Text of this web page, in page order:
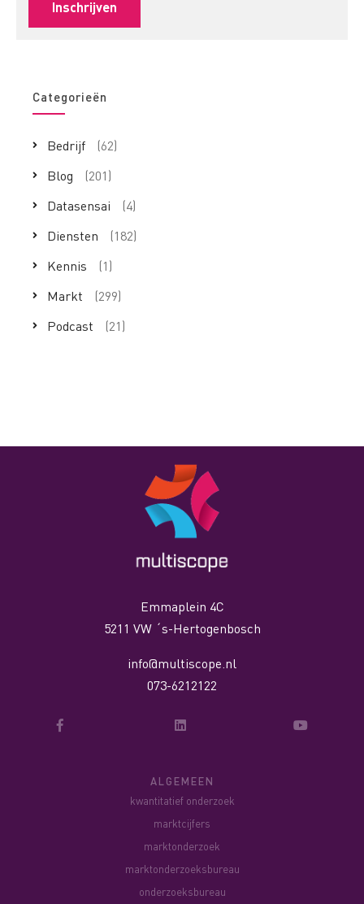
Categorieën
Bedrijf
(62)
Blog
(201)
Datasensai
(4)
Diensten
(182)
Kennis
(1)
Markt
(299)
Podcast
(21)
Emmaplein 4C
5211 VW ´s-Hertogenbosch
info@multiscope.nl
073-6212122
ALGEMEEN
kwantitatief onderzoek
marktcijfers
marktonderzoek
marktonderzoeksbureau
onderzoeksbureau